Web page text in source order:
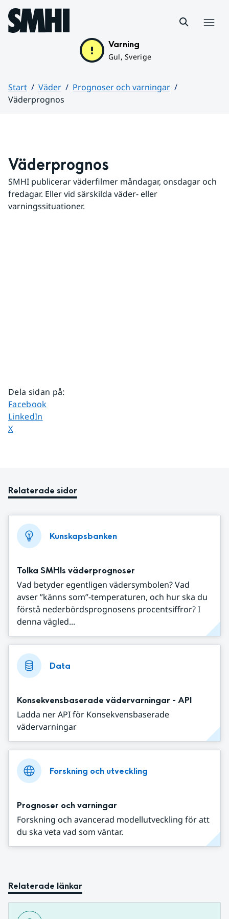
Hoppa till sidans innehåll
Varning
Gul, Sverige
Start Väder
Prognoser och varningar
Väderprognos
Väderprognos
SMHI publicerar väderfilmer måndagar, onsdagar och
fredagar. Eller vid särskilda väder- eller
varningssituationer.
Dela sidan på:
Dela sidan på
Facebook
Dela sidan på
LinkedIn
Dela sidan på
X
Relaterade sidor
Kunskapsbanken
Tolka SMHIs väderprognoser
Vad betyder egentligen vädersymbolen? Vad
avser ”känns som”-temperaturen, och hur ska du
förstå nederbördsprognosens procentsiffror? I
denna vägled...
Data
Konsekvensbaserade vädervarningar - API
Ladda ner API för Konsekvensbaserade
vädervarningar
Forskning och utveckling
Prognoser och varningar
Forskning och avancerad modellutveckling för att
du ska veta vad som väntar.
Relaterade länkar